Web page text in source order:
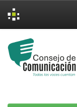
navigation